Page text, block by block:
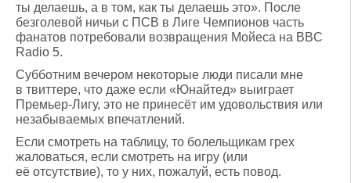
ты делаешь, а в том, как ты делаешь это». После
безголевой ничьи с ПСВ в Лиге Чемпионов часть
фанатов потребовали возвращения Мойеса на BBC
Radio 5.
Субботним вечером некоторые люди писали мне
в твиттере, что даже если «Юнайтед» выиграет
Премьер-Лигу, это не принесёт им удовольствия или
незабываемых впечатлений.
Если смотреть на таблицу, то болельщикам грех
жаловаться, если смотреть на игру (или
её отсутствие), то у них, пожалуй, есть повод.